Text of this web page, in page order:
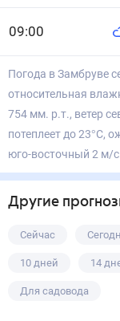
09:00
Погода в Замбруве
относительная
754 мм. р.т., ветер
потеплеет до 23°С,
юго-восточный 2 м/с.
Другие
Сейчас
10 дней 14
Для садовода